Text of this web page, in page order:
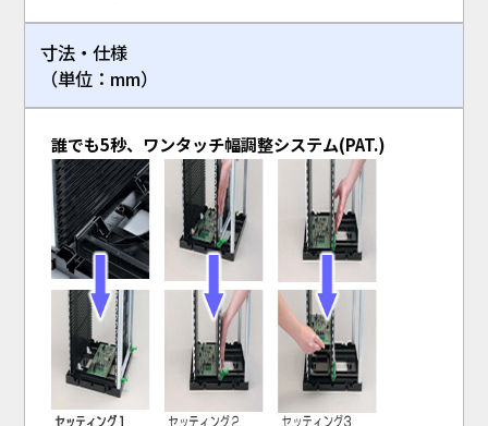
寸法・仕様
（単位：mm）
誰でも5秒、ワンタッチ幅調整システム(PAT.)